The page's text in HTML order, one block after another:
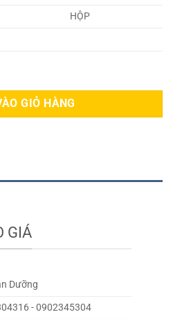
HỘP
GIỎ HÀNG
GIÁ
Dưỡng
- 0902345304